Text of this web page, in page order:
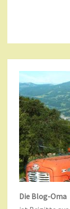
Die Blog-Oma